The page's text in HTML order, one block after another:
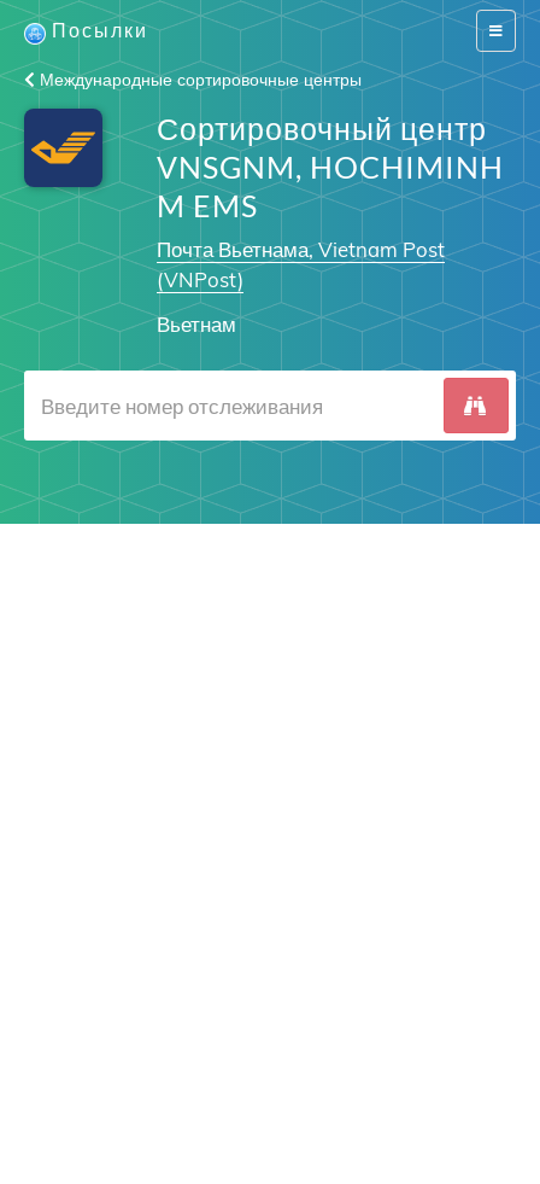
Switch
Посылки
Международные сортировочные центры
Сортировочный центр
VNSGNM, HOCHIMINH
M EMS
Почта Вьетнама, Vietnam Post
(VNPost)
Вьетнам